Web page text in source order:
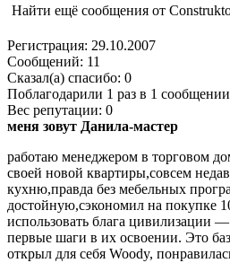
Найти ещё сообщения от
Регистрация: 29.10.2007
Сообщений: 11
Сказал(а) спасибо: 0
Поблагодарили 1 раз в 1 сообщении
Вес репутации: 0
меня зовут Данила-мастер
работаю менеджером в торговом
своей новой квартиры,совсем
кухню,правда без мебельных
достойную,сэкономил на покупке
использовать блага цивилизации
первые шаги в их освоении. Это
открыл для себя Woody,